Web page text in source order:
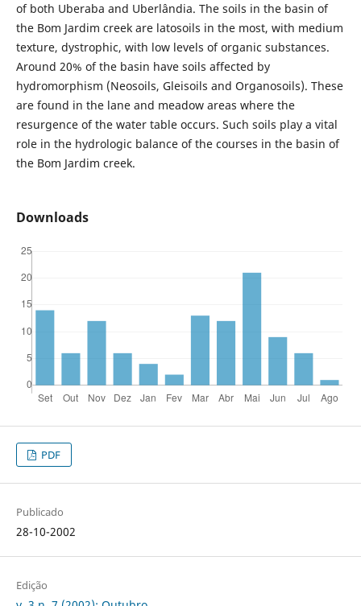
of both Uberaba and Uberlândia. The soils in the basin of
the Bom Jardim creek are latosoils in the most, with medium
texture, dystrophic, with low levels of organic substances.
Around 20% of the basin have soils affected by
hydromorphism (Neosoils, Gleisoils and Organosoils). These
are found in the lane and meadow areas where the
resurgence of the water table occurs. Such soils play a vital
role in the hydrologic balance of the courses in the basin of
the Bom Jardim creek.
Downloads
PDF
Publicado
28-10-2002
Edição